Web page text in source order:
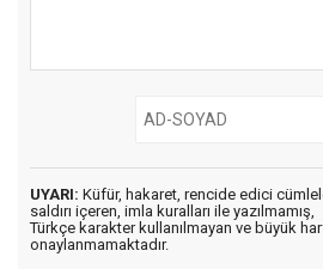
UYARI: Küfür, hakaret, rencide edici
saldırı içeren, imla kuralları ile yazılmamış,
Türkçe karakter kullanılmayan ve büyük
onaylanmamaktadır.